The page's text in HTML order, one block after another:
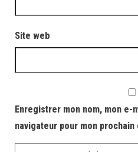
Site web
Enregistrer mon nom, mon e-
navigateur pour mon